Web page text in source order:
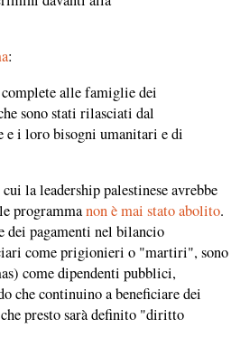
:
alle famiglie dei
sono stati rilasciati dal
e i loro bisogni umanitari e di
la leadership palestinese avrebbe
programmanon è mai stato abolito.
pagamenti nel bilancio
come prigionieri o "martiri", sono
come dipendenti pubblici,
che continuino a beneficiare dei
presto sarà definito "diritto